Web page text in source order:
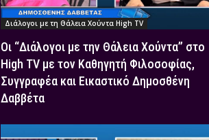
Διάλογοι με τη Θάλεια Χούντα High TV
Οι “Διάλογοι με την Θάλεια Χούντα” στο
High TV με τον Καθηγητή Φιλοσοφίας,
Συγγραφέα και Εικαστικό Δημοσθένη
Δαββέτα